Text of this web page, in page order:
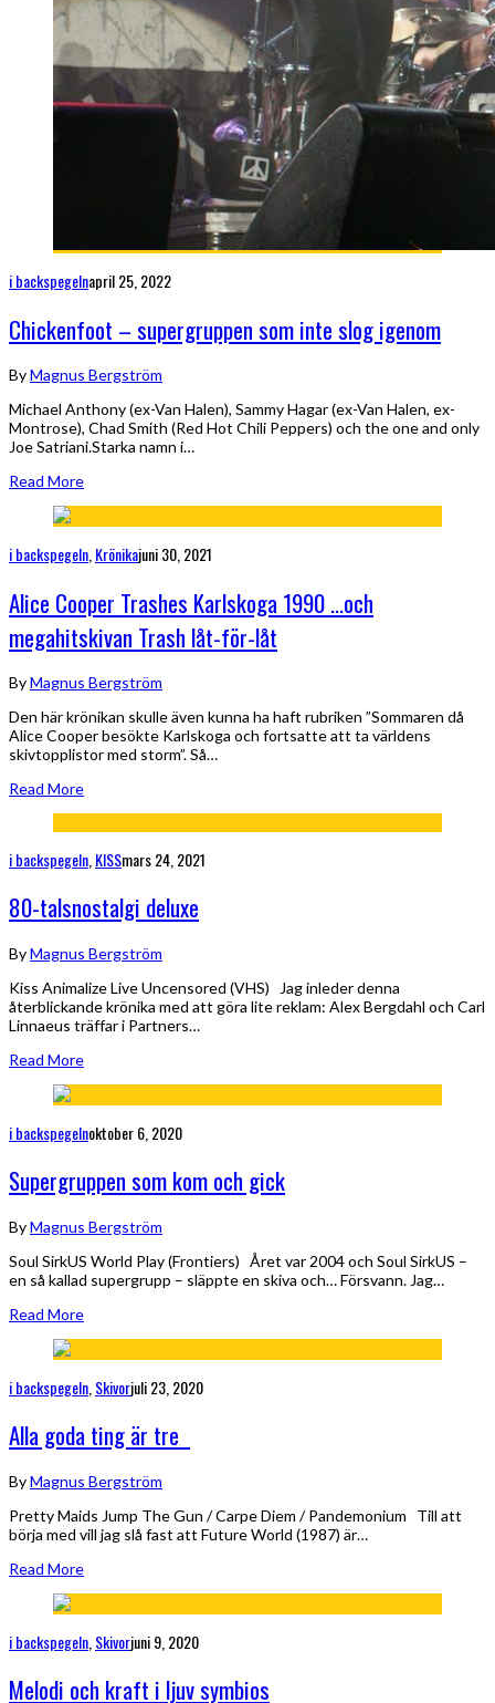
i backspegelnapril 25, 2022
Chickenfoot – supergruppen som inte slog igenom
ByMagnus Bergström
Michael Anthony (ex-Van Halen), Sammy Hagar (ex-Van Halen, ex-
Montrose), Chad Smith (Red Hot Chili Peppers) och the one and only
Joe Satriani.Starka namn i…
Read More
i backspegeln Krönikajuni 30, 2021
Alice Cooper Trashes Karlskoga 1990 …och
megahitskivan Trash låt-för-låt
ByMagnus Bergström
Den här krönikan skulle även kunna ha haft rubriken ”Sommaren då
Alice Cooper besökte Karlskoga och fortsatte att ta världens
skivtopplistor med storm”. Så…
Read More
i backspegeln KISSmars 24, 2021
80-talsnostalgi deluxe
ByMagnus Bergström
Kiss Animalize Live Uncensored (VHS) Jag inleder denna
återblickande krönika med att göra lite reklam: Alex Bergdahl och Carl
Linnaeus träffar i Partners…
Read More
i backspegelnoktober 6, 2020
Supergruppen som kom och gick
ByMagnus Bergström
Soul SirkUS World Play (Frontiers) Året var 2004 och Soul SirkUS –
en så kallad supergrupp – släppte en skiva och… Försvann. Jag…
Read More
i backspegeln Skivorjuli 23, 2020
Alla goda ting är tre
ByMagnus Bergström
Pretty Maids Jump The Gun / Carpe Diem / Pandemonium Till att
börja med vill jag slå fast att Future World (1987) är…
Read More
i backspegeln Skivorjuni 9, 2020
Melodi och kraft i ljuv symbios